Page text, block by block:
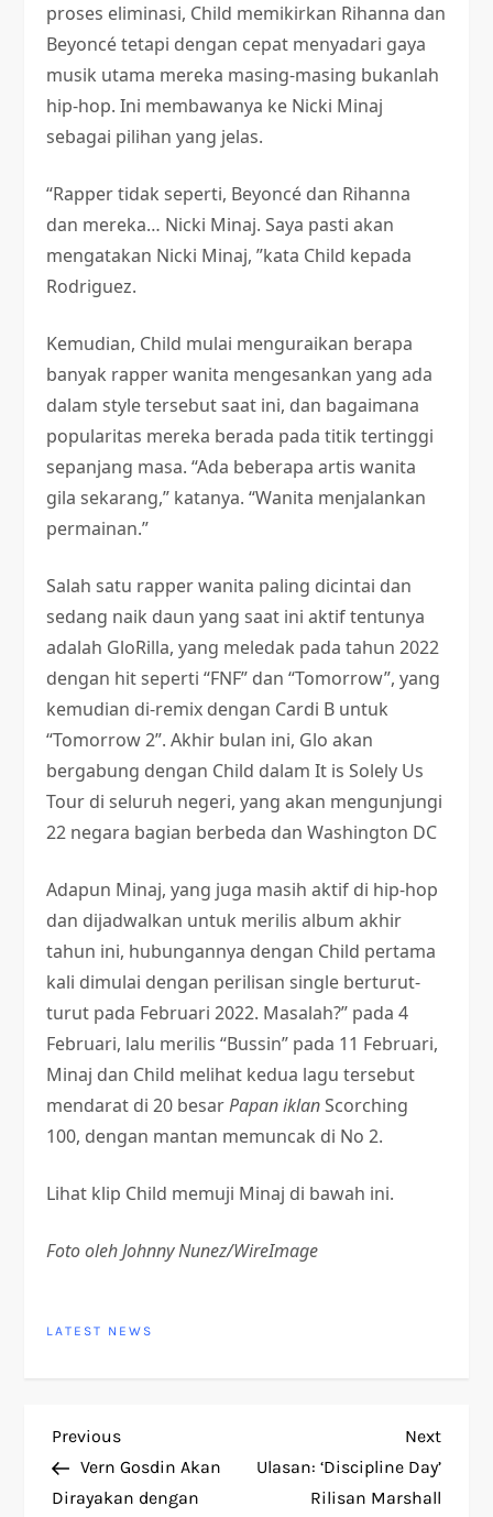
proses eliminasi, Child memikirkan Rihanna dan
Beyoncé tetapi dengan cepat menyadari gaya
musik utama mereka masing-masing bukanlah
hip-hop. Ini membawanya ke Nicki Minaj
sebagai pilihan yang jelas.
“Rapper tidak seperti, Beyoncé dan Rihanna
dan mereka… Nicki Minaj. Saya pasti akan
mengatakan Nicki Minaj, ”kata Child kepada
Rodriguez.
Kemudian, Child mulai menguraikan berapa
banyak rapper wanita mengesankan yang ada
dalam style tersebut saat ini, dan bagaimana
popularitas mereka berada pada titik tertinggi
sepanjang masa. “Ada beberapa artis wanita
gila sekarang,” katanya. “Wanita menjalankan
permainan.”
Salah satu rapper wanita paling dicintai dan
sedang naik daun yang saat ini aktif tentunya
adalah GloRilla, yang meledak pada tahun 2022
dengan hit seperti “FNF” dan “Tomorrow”, yang
kemudian di-remix dengan Cardi B untuk
“Tomorrow 2”. Akhir bulan ini, Glo akan
bergabung dengan Child dalam It is Solely Us
Tour di seluruh negeri, yang akan mengunjungi
22 negara bagian berbeda dan Washington DC
Adapun Minaj, yang juga masih aktif di hip-hop
dan dijadwalkan untuk merilis album akhir
tahun ini, hubungannya dengan Child pertama
kali dimulai dengan perilisan single berturut-
turut pada Februari 2022. Masalah?” pada 4
Februari, lalu merilis “Bussin” pada 11 Februari,
Minaj dan Child melihat kedua lagu tersebut
mendarat di 20 besarPapan iklanScorching
100, dengan mantan memuncak di No 2.
Lihat klip Child memuji Minaj di bawah ini.
Foto oleh Johnny Nunez/WireImage
LATEST NEWS
P
o
Previous
Post
Previous
Vern Gosdin Akan
Dirayakan dengan
Next
Post
Next
Ulasan: ‘Discipline Day’
Rilisan Marshall